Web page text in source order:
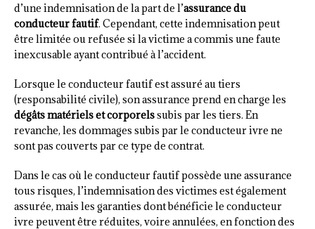
d’une indemnisation de la part de l’assurance du
conducteur fautif. Cependant, cette indemnisation peut
être limitée ou refusée si la victime a commis une faute
inexcusable ayant contribué à l’accident.
Lorsque le conducteur fautif est assuré au tiers
(responsabilité civile), son assurance prend en charge les
dégâts matériels et corporelssubis par les tiers. En
revanche, les dommages subis par le conducteur ivre ne
sont pas couverts par ce type de contrat.
Dans le cas où le conducteur fautif possède une assurance
tous risques, l’indemnisation des victimes est également
assurée, mais les garanties dont bénéficie le conducteur
ivre peuvent être réduites, voire annulées, en fonction des